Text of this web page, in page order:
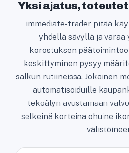
Yksi ajatus,
immediate-trader pitää
yhdellä sävyllä ja varaa
korostuksen
keskittyminen pysyy
salkun rutiineissa. Jokainen
automatisoiduille
tekoälyn avustamaan
selkeinä korteina ohuine